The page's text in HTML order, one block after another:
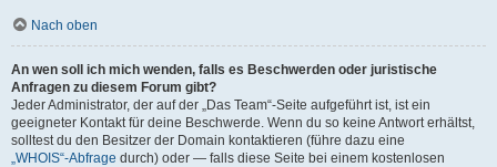
Nach oben
An wen soll ich mich wenden, falls es Beschwerden oder juristische
Anfragen zu diesem Forum gibt?
Jeder Administrator, der auf der „Das Team“-Seite aufgeführt ist, ist ein
geeigneter Kontakt für deine Beschwerde. Wenn du so keine Antwort erhältst,
solltest du den Besitzer der Domain kontaktieren (führe dazu eine
„WHOIS“-Abfrage durch) oder — falls diese Seite bei einem kostenlosen